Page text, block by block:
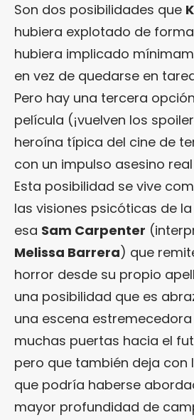
Son dos posibilidades que
hubiera explotado de
hubiera implicado
en vez de quedarse en
Pero hay una tercera
película (¡vuelven los
heroína típica del cine de
con un impulso asesino
Esta posibilidad se vive
las visiones psicóticas de
esa Sam Carpenter
Melissa Barrera) que
horror desde su propio
una posibilidad que es
una escena
muchas puertas hacia el
pero que también deja con
que podría haberse
mayor profundidad de